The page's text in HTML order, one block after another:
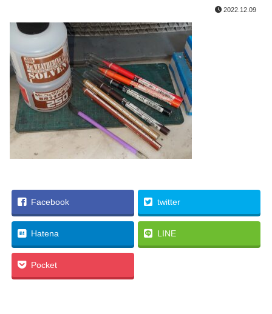
2022.12.09
Facebook twitter
Hatena LINE
Pocket